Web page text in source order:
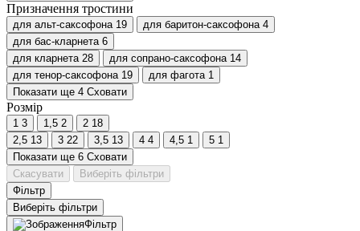
Призначення тростини
для альт-саксофона 19 для баритон-саксофона 4
для бас-кларнета 6
для кларнета 28 для сопрано-саксофона 14
для тенор-саксофона 19 для фагота 1
Показати ще 4 Сховати
Розмір
1 3 1,5 2 2 18
2,5 13 3 22 3,5 13 4 4 4,5 1 5 1
Показати ще 6 Сховати
Скасувати
Виберіть фільтри
Фільтр
Виберіть фільтри
Фільтр